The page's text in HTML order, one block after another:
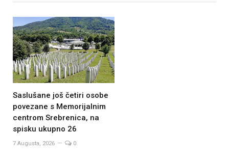
Saslušane još četiri osobe
povezane s Memorijalnim
centrom Srebrenica, na
spisku ukupno 26
7 Augusta, 2026 0